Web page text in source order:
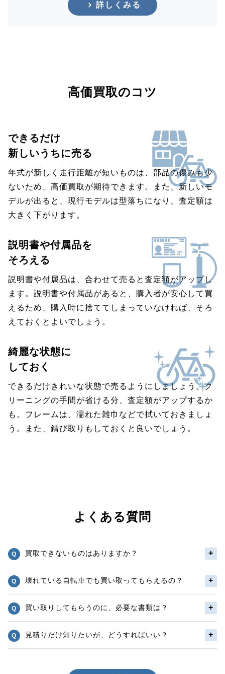
詳しくみる
高価買取のコツ
できるだけ
新しいうちに売る
年式が新しく走行距離が短いものは、部品の傷みも少
ないため、高価買取が期待できます。また、新しいモ
デルが出ると、現行モデルは型落ちになり、査定額は
大きく下がります。
説明書や付属品を
そろえる
説明書や付属品は、合わせて売ると査定額がアップし
ます。説明書や付属品があると、購入者が安心して買
えるため、購入時に捨ててしまっていなければ、そろ
えておくとよいでしょう。
綺麗な状態に
しておく
できるだけきれいな状態で売るようにしましょう。ク
リーニングの手間が省ける分、査定額がアップするか
も。フレームは、濡れた雑巾などで拭いておきましょ
う。また、錆び取りもしておくと良いでしょう。
よくある質問
買取できないものはありますか？
壊れている自転車でも買い取ってもらえるの？
買い取りしてもらうのに、必要な書類は？
見積りだけ知りたいが、どうすればいい？